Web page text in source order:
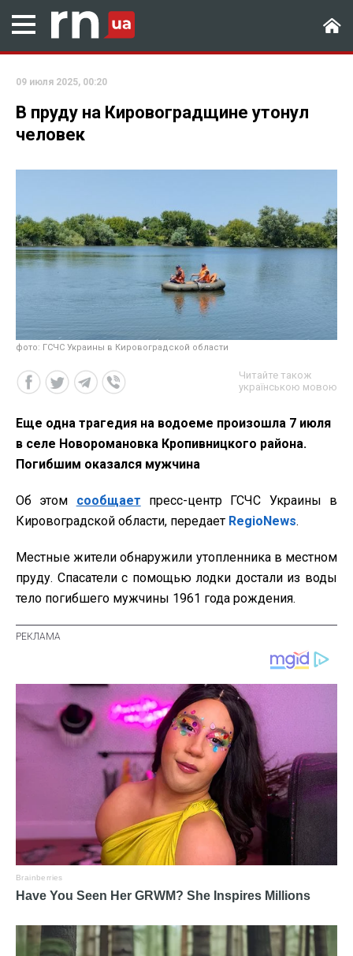
09 июля 2025, 00:20
В пруду на Кировоградщине утонул
человек
фото: ГСЧС Украины в Кировоградской области
Читайте також
українською мовою
Еще одна трагедия на водоеме произошла 7 июля
в селе Новоромановка Кропивницкого района.
Погибшим оказался мужчина
Об этом сообщает пресс-центр ГСЧС Украины в
Кировоградской области, передает RegioNews.
Местные жители обнаружили утопленника в местном
пруду. Спасатели с помощью лодки достали из воды
тело погибшего мужчины 1961 года рождения.